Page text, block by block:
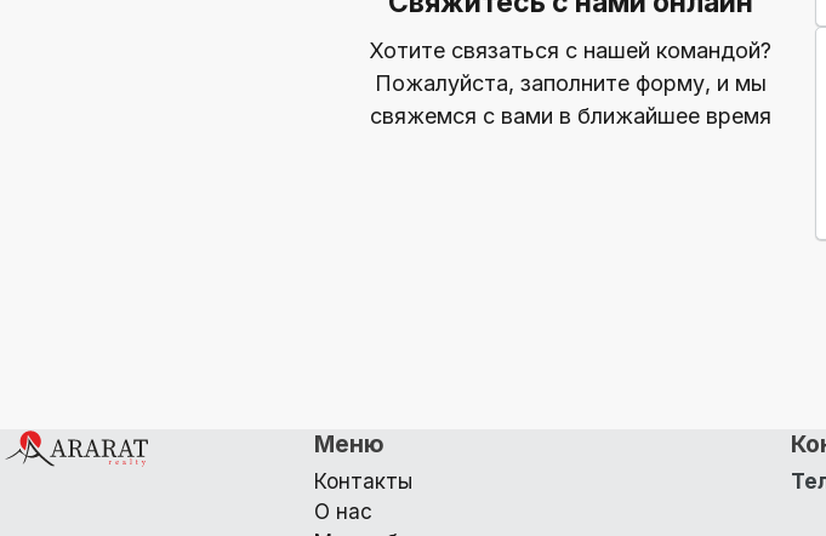
Хотите связаться с нашей командой?
Пожалуйста, заполните форму, и мы
свяжемся с вами в ближайшее время
Меню
Контакты
О нас